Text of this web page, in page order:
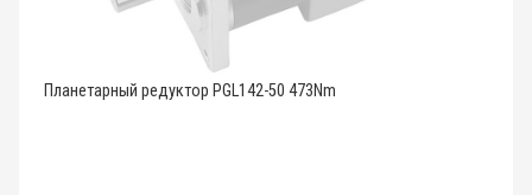
Планетарный редуктор PGL142-50 473Nm